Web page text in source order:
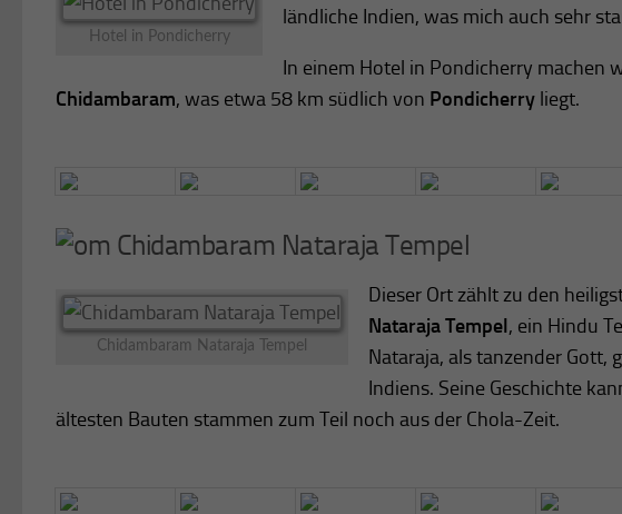
Hotel in Pondicherry
ländliche Indien, was mich auch sehr
In einem Hotel in Pondicherry machen
Chidambaram, was etwa 58 km südlich von Pondicherry liegt.
Chidambaram Nataraja Tempel
Chidambaram Nataraja Tempel
Dieser Ort zählt zu den
Nataraja Tempel, ein Hindu
Nataraja, als tanzender Gott,
Indiens. Seine Geschichte
ältesten Bauten stammen zum Teil noch aus der Chola-Zeit.